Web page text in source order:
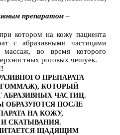
препаратом –
котором на кожу пациента
с абразивными частицами
во время которого
роговых чешуек.
ПРЕПАРАТА
КОТОРЫЙ
АБРАЗИВНЫХ ЧАСТИЦ.
ОБРАЗУЮТСЯ ПОСЛЕ
НА КОЖУ,
СКАТЫВАНИЯ.
ЩАДЯЩИМ